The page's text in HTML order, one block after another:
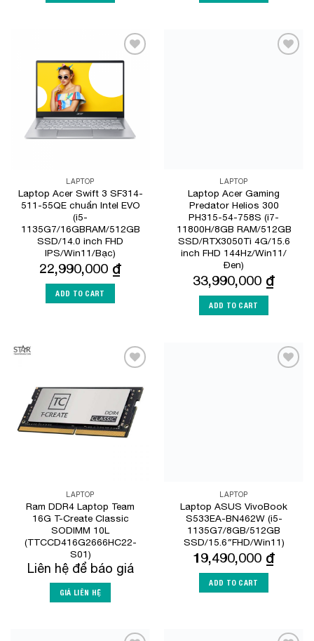
Add to
LAPTOP
Laptop Acer Swift 3 SF314-
511-55QE chuẩn Intel EVO
(i5-
1135G7/16GBRAM/512GB
SSD/14.0 inch FHD
IPS/Win11/Bạc)
22,990,000 ₫
ADD TO CART
LAPTOP
Laptop Acer Gaming
Predator Helios 300
PH315-54-758S (i7-
11800H/8GB RAM/512GB
SSD/RTX3050Ti 4G/15.6
inch FHD 144Hz/Win11/
Đen)
33,990,000 ₫
ADD TO CART
Wishlist
LAPTOP
Ram DDR4 Laptop Team
16G T-Create Classic
SODIMM 10L
(TTCCD416G2666HC22-
S01)
Liên hệ để báo giá
GIÁ LIÊN HỆ
LAPTOP
Laptop ASUS VivoBook
S533EA-BN462W (i5-
1135G7/8GB/512GB
SSD/15.6″FHD/Win11)
19,490,000 ₫
ADD TO CART